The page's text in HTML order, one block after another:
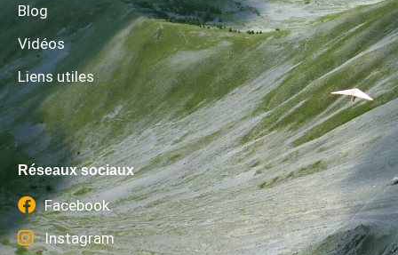
Blog
Vidéos
Liens utiles
Réseaux sociaux
Facebook
Instagram